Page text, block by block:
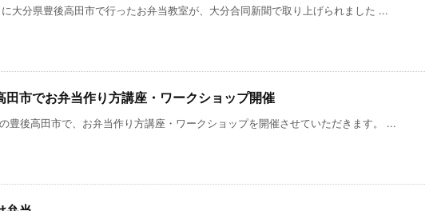
大分県豊後高田市で行ったお弁当教室が、大分合同新聞で取り上げられました ...
田市でお弁当作り方講座・ワークショップ開催
豊後高田市で、お弁当作り方講座・ワークショップを開催させていただきます。 ...